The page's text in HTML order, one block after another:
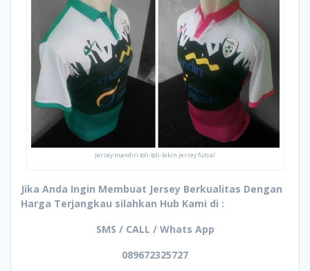
jersey mandiri toli-toli-bikin jersey futsal
Jika Anda Ingin Membuat Jersey Berkualitas Dengan
Harga Terjangkau silahkan Hub Kami di :
SMS / CALL / Whats App
089672325727